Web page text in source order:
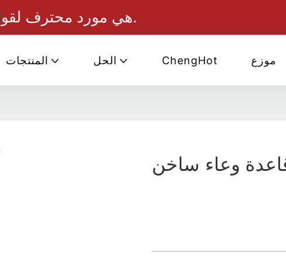
ChengHot هي مورد محترف لقواعد الحساء والصلصات الساخنة.
المنتجات الحل ChengHot موزع